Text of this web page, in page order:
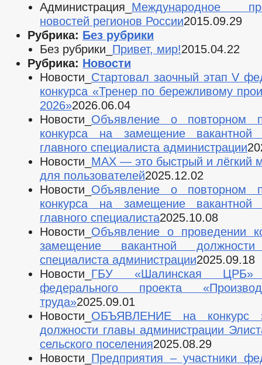
Администрация_ Международное
новостей регионов России2015.09.29
Рубрика: Без рубрики
Без рубрики_ Привет, мир!2015.04.22
Рубрика: Новости
Новости_ Стартовал заочный этап V
конкурса «Тренер по бережливому
2026»2026.06.04
Новости_ Объявление о повторном
конкурса на замещение вакантной
главного специалиста администрации
Новости_ МАХ — это быстрый и лёгкий
для пользователей2025.12.02
Новости_ Объявление о повторном
конкурса на замещение вакантной
главного специалиста2025.10.08
Новости_ Объявление о проведении
замещение вакантной должности
специалиста администрации2025.09.18
Новости_ ГБУ «Шалинская ЦРБ»
федерального проекта
труда»2025.09.01
Новости_ ОБЪЯВЛЕНИЕ на конкурс
должности главы администрации
сельского поселения2025.08.29
Новости_ Предприятия – участники